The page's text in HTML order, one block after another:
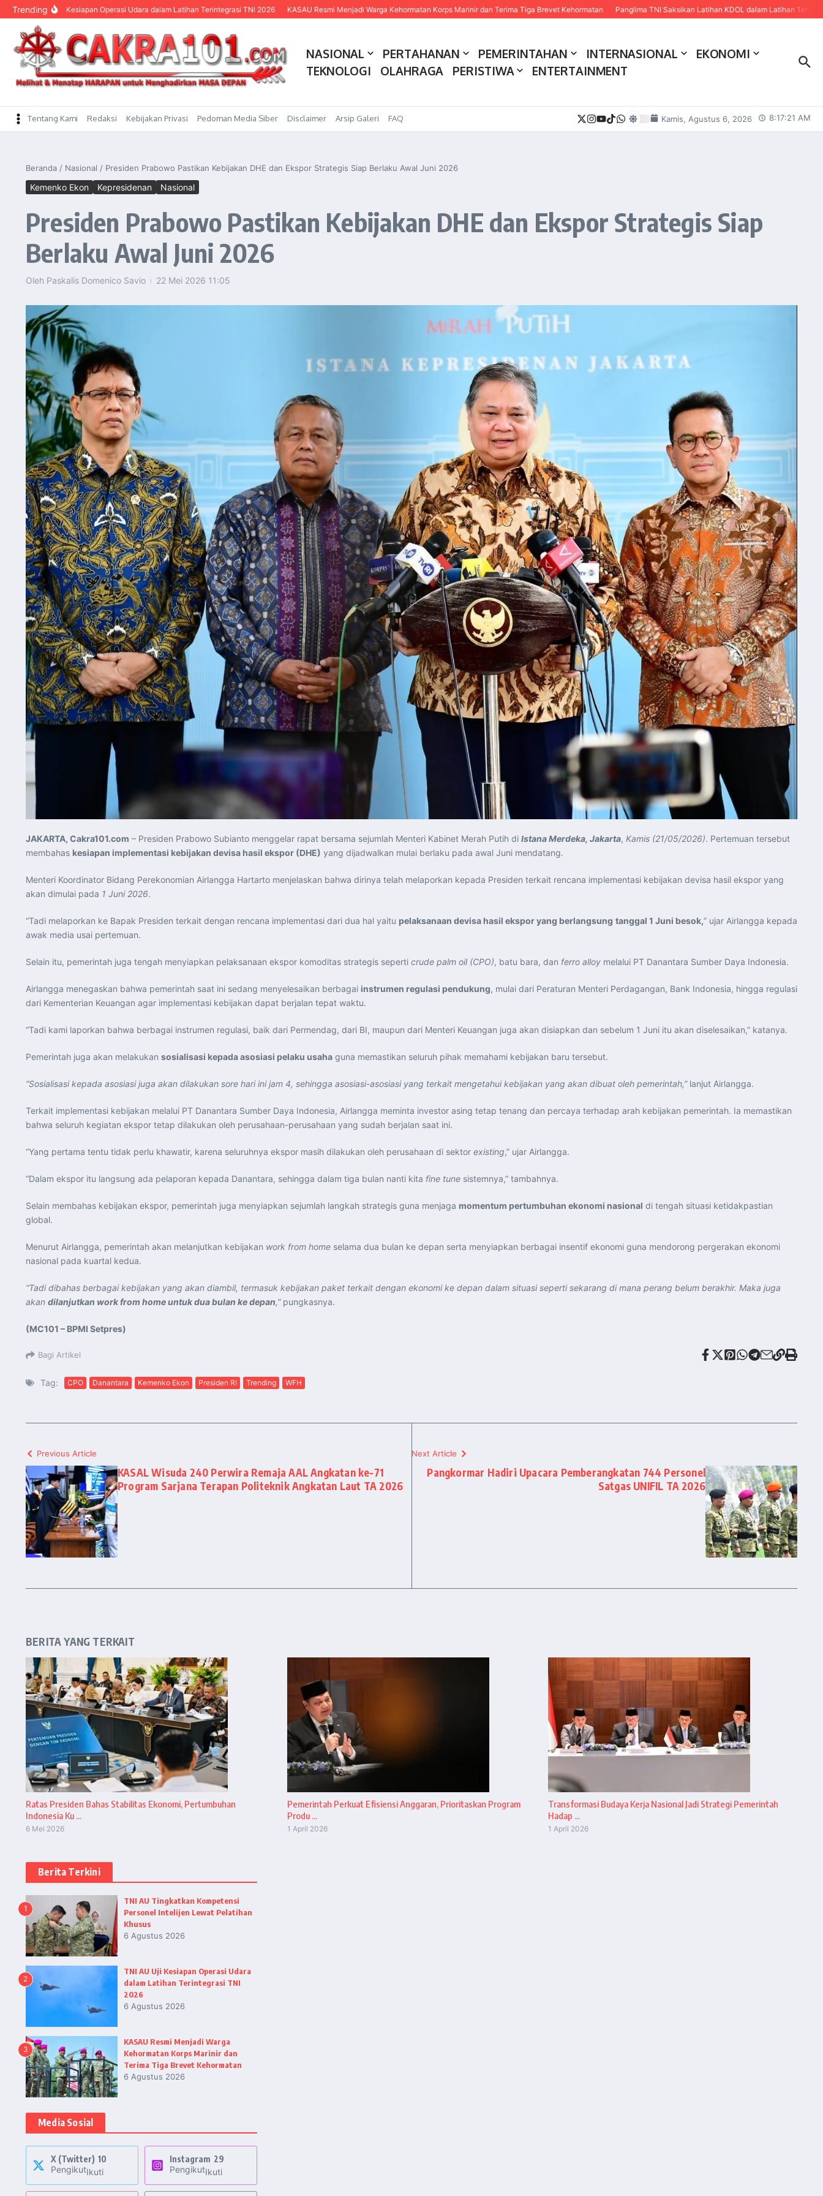
content
Trending
AU Uji Kesiapan Operasi Udara dalam Latihan Terintegrasi TNI 2026 KASAU Resmi Menjadi Warga Kehormatan Korps Marinir dan Terima Tiga Brevet Kehormatan Panglima TNI Saksikan Latihan KDOL dalam Latihan Terintegrasi TNI
NASIONAL PERTAHANAN PEMERINTAHAN INTERNASIONAL
EKONOMI
TEKNOLOGI
OLAHRAGA PERISTIWA ENTERTAINMENT
Tentang Kami Redaksi Kebijakan Privasi Pedoman Media Siber Disclaimer Arsip Galeri FAQ Kamis, Agustus 6, 2026 8:17:22 AM
Beranda / Nasional / Presiden Prabowo Pastikan Kebijakan DHE dan Ekspor Strategis Siap Berlaku Awal Juni 2026
Kemenko Ekon Kepresidenan Nasional
Presiden Prabowo Pastikan Kebijakan DHE dan Ekspor Strategis Siap
Berlaku Awal Juni 2026
Oleh Paskalis Domenico Savio 22 Mei 2026 11:05
JAKARTA, Cakra101.com – Presiden Prabowo Subianto menggelar rapat bersama sejumlah Menteri Kabinet Merah Putih di Istana Merdeka, Jakarta, Kamis (21/05/2026). Pertemuan tersebut
membahas kesiapan implementasi kebijakan devisa hasil ekspor (DHE) yang dijadwalkan mulai berlaku pada awal Juni mendatang.
Menteri Koordinator Bidang Perekonomian Airlangga Hartarto menjelaskan bahwa dirinya telah melaporkan kepada Presiden terkait rencana implementasi kebijakan devisa hasil ekspor yang
akan dimulai pada 1 Juni 2026.
“Tadi melaporkan ke Bapak Presiden terkait dengan rencana implementasi dari dua hal yaitu pelaksanaan devisa hasil ekspor yang berlangsung tanggal 1 Juni besok,” ujar Airlangga kepada
awak media usai pertemuan.
Selain itu, pemerintah juga tengah menyiapkan pelaksanaan ekspor komoditas strategis seperti crude palm oil (CPO), batu bara, dan ferro alloy melalui PT Danantara Sumber Daya Indonesia.
Airlangga menegaskan bahwa pemerintah saat ini sedang menyelesaikan berbagai instrumen regulasi pendukung, mulai dari Peraturan Menteri Perdagangan, Bank Indonesia, hingga regulasi
dari Kementerian Keuangan agar implementasi kebijakan dapat berjalan tepat waktu.
“Tadi kami laporkan bahwa berbagai instrumen regulasi, baik dari Permendag, dari BI, maupun dari Menteri Keuangan juga akan disiapkan dan sebelum 1 Juni itu akan diselesaikan,” katanya.
Pemerintah juga akan melakukan sosialisasi kepada asosiasi pelaku usaha guna memastikan seluruh pihak memahami kebijakan baru tersebut.
“Sosialisasi kepada asosiasi juga akan dilakukan sore hari ini jam 4, sehingga asosiasi-asosiasi yang terkait mengetahui kebijakan yang akan dibuat oleh pemerintah,” lanjut Airlangga.
Terkait implementasi kebijakan melalui PT Danantara Sumber Daya Indonesia, Airlangga meminta investor asing tetap tenang dan percaya terhadap arah kebijakan pemerintah. Ia memastikan
bahwa seluruh kegiatan ekspor tetap dilakukan oleh perusahaan-perusahaan yang sudah berjalan saat ini.
“Yang pertama tentu tidak perlu khawatir, karena seluruhnya ekspor masih dilakukan oleh perusahaan di sektor existing,” ujar Airlangga.
“Dalam ekspor itu langsung ada pelaporan kepada Danantara, sehingga dalam tiga bulan nanti kita fine tune sistemnya,” tambahnya.
Selain membahas kebijakan ekspor, pemerintah juga menyiapkan sejumlah langkah strategis guna menjaga momentum pertumbuhan ekonomi nasional di tengah situasi ketidakpastian
global.
Menurut Airlangga, pemerintah akan melanjutkan kebijakan work from home selama dua bulan ke depan serta menyiapkan berbagai insentif ekonomi guna mendorong pergerakan ekonomi
nasional pada kuartal kedua.
“Tadi dibahas berbagai kebijakan yang akan diambil, termasuk kebijakan paket terkait dengan ekonomi ke depan dalam situasi seperti sekarang di mana perang belum berakhir. Maka juga
akan dilanjutkan work from home untuk dua bulan ke depan,” pungkasnya.
(MC101 – BPMI Setpres)
Bagi Artikel
Tag: CPO Danantara Kemenko Ekon Presiden RI Trending WFH
Previous Article
KASAL Wisuda 240 Perwira Remaja AAL Angkatan ke-71
Program Sarjana Terapan Politeknik Angkatan Laut TA 2026
Next Article
Pangkormar Hadiri Upacara Pemberangkatan 744 Personel
Satgas UNIFIL TA 2026
BERITA YANG TERKAIT
Ratas Presiden Bahas Stabilitas Ekonomi, Pertumbuhan
Indonesia Ku ...
6 Mei 2026
Pemerintah Perkuat Efisiensi Anggaran, Prioritaskan Program
Produ ...
1 April 2026
Transformasi Budaya Kerja Nasional Jadi Strategi Pemerintah
Hadap ...
1 April 2026
Berita Terkini
1
TNI AU Tingkatkan Kompetensi
Personel Intelijen Lewat Pelatihan
Khusus
6 Agustus 2026
2
TNI AU Uji Kesiapan Operasi Udara
dalam Latihan Terintegrasi TNI
2026
6 Agustus 2026
3
KASAU Resmi Menjadi Warga
Kehormatan Korps Marinir dan
Terima Tiga Brevet Kehormatan
6 Agustus 2026
Media Sosial
X (Twitter) 10
PengikutIkuti
Instagram 29
PengikutIkuti